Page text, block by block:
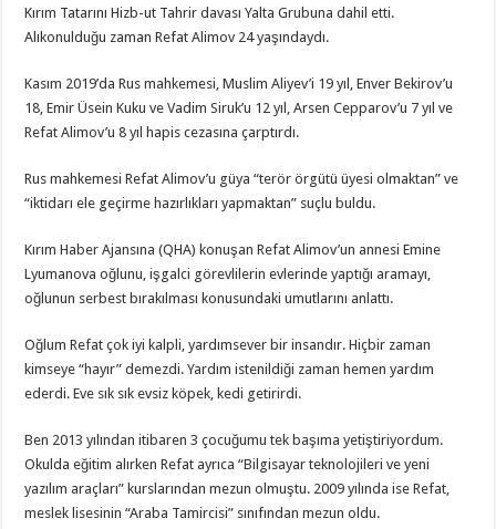
Kırım Tatarını Hizb-ut Tahrir davası Yalta Grubuna dahil etti.
Alıkonulduğu zaman Refat Alimov 24 yaşındaydı.
Kasım 2019’da Rus mahkemesi, Muslim Aliyev’i 19 yıl, Enver Bekirov’u
18, Emir Üsein Kuku ve Vadim Siruk’u 12 yıl, Arsen Cepparov’u 7 yıl ve
Refat Alimov’u 8 yıl hapis cezasına çarptırdı.
Rus mahkemesi Refat Alimov’u güya “terör örgütü üyesi olmaktan” ve
“iktidarı ele geçirme hazırlıkları yapmaktan” suçlu buldu.
Kırım Haber Ajansına (QHA) konuşan Refat Alimov’un annesi Emine
Lyumanova oğlunu, işgalci görevlilerin evlerinde yaptığı aramayı,
oğlunun serbest bırakılması konusundaki umutlarını anlattı.
Oğlum Refat çok iyi kalpli, yardımsever bir insandır. Hiçbir zaman
kimseye “hayır” demezdi. Yardım istenildiği zaman hemen yardım
ederdi. Eve sık sık evsiz köpek, kedi getirirdi.
Ben 2013 yılından itibaren 3 çocuğumu tek başıma yetiştiriyordum.
Okulda eğitim alırken Refat ayrıca “Bilgisayar teknolojileri ve yeni
yazılım araçları” kurslarından mezun olmuştu. 2009 yılında ise Refat,
meslek lisesinin “Araba Tamircisi” sınıfından mezun oldu.